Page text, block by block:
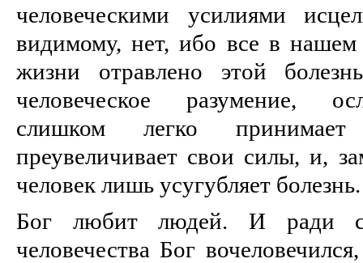
человеческими усилиями
видимому, нет, ибо все в
жизни отравлено этой
человеческое разумение,
слишком легко
преувеличивает свои силы, и,
человек лишь усугубляет болезнь.
Бог любит людей. И ради
человечества Бог